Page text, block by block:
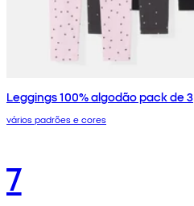
Leggings 100% algodão pack de 3
vários padrões e cores
7